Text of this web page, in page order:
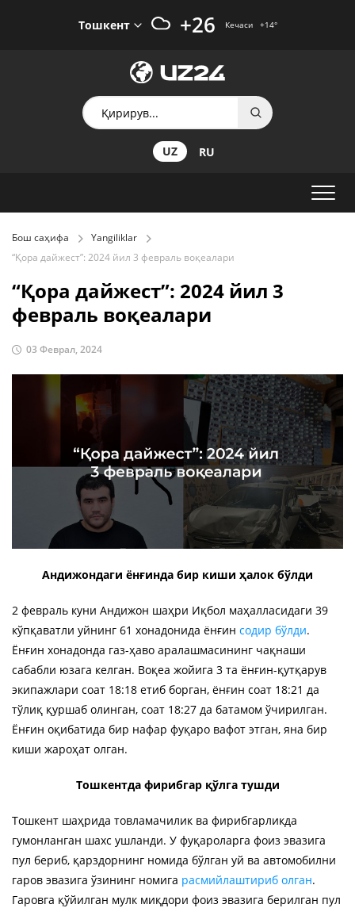
Тошкент +26 Кечаси +14°
UZ RU
Бош саҳифа
Yangiliklar
“Қора дайжест”: 2024 йил 3 февраль воқеалари
“Қора дайжест”: 2024 йил 3
февраль воқеалари
03 Феврал, 2024
Андижондаги ёнғинда бир киши ҳалок бўлди
2 февраль куни Андижон шаҳри Иқбол маҳалласидаги 39
кўпқаватли уйнинг 61 хонадонида ёнғин содир бўлди.
Ёнғин хонадонда газ-ҳаво аралашмасининг чақнаши
сабабли юзага келган. Воқеа жойига 3 та ёнғин-қутқарув
экипажлари соат 18:18 етиб борган, ёнғин соат 18:21 да
тўлиқ қуршаб олинган, соат 18:27 да батамом ўчирилган.
Ёнғин оқибатида бир нафар фуқаро вафот этган, яна бир
киши жароҳат олган.
Тошкентда фирибгар қўлга тушди
Тошкент шаҳрида товламачилик ва фирибгарликда
гумонланган шахс ушланди. У фуқароларга фоиз эвазига
пул бериб, қарздорнинг номида бўлган уй ва автомобилни
гаров эвазига ўзининг номига расмийлаштириб олган.
Гаровга қўйилган мулк миқдори фоиз эвазига берилган пул